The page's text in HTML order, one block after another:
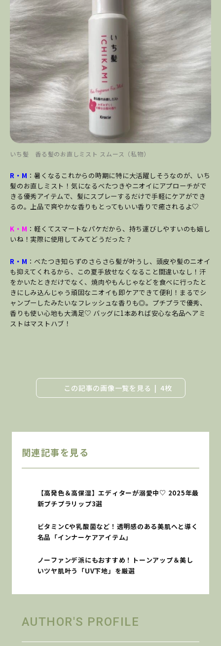
いち髪 香る髪のお直しミスト スムース（私物）
R・M ：暑くなるこれからの時期に特に大活躍しそうなのが、いち
髪のお直しミスト！気になるべたつきやニオイにアプローチがで
きる優秀アイテムで、髪にスプレーするだけで手軽にケアができ
るの。上品で爽やかな香りもとってもいい香りで癒されるよ♡
K・M ：軽くてスマートなパケだから、持ち運びしやすいのも嬉し
いね！実際に使用してみてどうだった？
R・M ：べたつき知らずのさらさら髪が叶うし、頭皮や髪のニオイ
も抑えてくれるから、この夏手放せなくなること間違いなし！汗
をかいたときだけでなく、焼肉やもんじゃなどを食べに行ったと
きにしみ込んじゃう頑固なニオイも即ケアできて便利！まるでシ
ャンプーしたみたいなフレッシュな香りも◎。プチプラで優秀、
香りも使い心地も大満足♡ バッグに1本あれば安心な名品ヘアミ
ストはマストハブ！
この記事の画像一覧を見る 4枚
関連記事を見る
【高発色＆高保湿】エディターが溺愛中♡ 2025年最
新プチプラリップ3選
ビタミンCや乳酸菌など！透明感のある美肌へと導く
名品「インナーケアアイテム」
ノーファンデ派にもおすすめ！トーンアップ＆美し
いツヤ肌叶う「UV下地」を厳選
AUTHOR'S PROFILE